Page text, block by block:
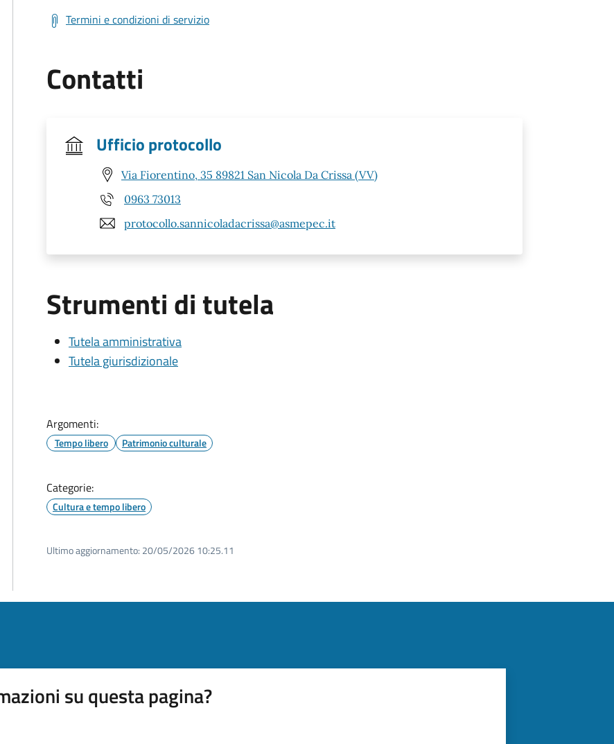
Termini e condizioni di servizio
Contatti
Ufficio protocollo
Via Fiorentino, 35 89821 San Nicola Da Crissa (VV)
0963 73013
protocollo.sannicoladacrissa@asmepec.it
Strumenti di tutela
Tutela amministrativa
Tutela giurisdizionale
Argomenti:
Tempo libero Patrimonio culturale
Categorie:
Cultura e tempo libero
Ultimo aggiornamento: 20/05/2026 10:25.11
su questa pagina?